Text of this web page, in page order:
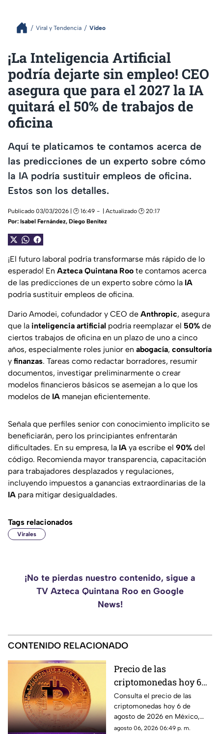
Viral y Tendencia Video
¡La Inteligencia Artificial
podría dejarte sin empleo! CEO
asegura que para el 2027 la IA
quitará el 50% de trabajos de
oficina
Aquí te platicamos te contamos acerca de
las predicciones de un experto sobre cómo
la IA podría sustituir empleos de oficina.
Estos son los detalles.
Publicado 03/03/2026 | 🕑 16:49
| Actualizado 🕑 20:17
Por: Isabel Fernández, Diego Benítez
¡El futuro laboral podría transformarse más rápido de lo
esperado! En Azteca Quintana Roo te contamos acerca
de las predicciones de un experto sobre cómo la IA
podría sustituir empleos de oficina.
Dario Amodei, cofundador y CEO de Anthropic, asegura
que la inteligencia artificial podría reemplazar el 50% de
ciertos trabajos de oficina en un plazo de uno a cinco
años, especialmente roles junior en abogacía, consultoría
y finanzas. Tareas como redactar borradores, resumir
documentos, investigar preliminarmente o crear
modelos financieros básicos se asemejan a lo que los
modelos de IA manejan eficientemente.
Señala que perfiles senior con conocimiento implícito se
beneficiarán, pero los principiantes enfrentarán
dificultades. En su empresa, la IA ya escribe el 90% del
código. Recomienda mayor transparencia, capacitación
para trabajadores desplazados y regulaciones,
incluyendo impuestos a ganancias extraordinarias de la
IA para mitigar desigualdades.
Tags relacionados
Virales
¡No te pierdas nuestro contenido, sigue a
TV Azteca Quintana Roo en Google
News!
CONTENIDO RELACIONADO
Precio de las
criptomonedas hoy 6
de agosto de 2026 en
México: Bitcoin,
Ethereum y más
Consulta el precio de las
criptomonedas hoy 6 de
agosto de 2026 en México,
con las cotizaciones de
agosto 06, 2026 06:49 p. m.